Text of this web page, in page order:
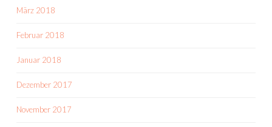
März 2018
Februar 2018
Januar 2018
Dezember 2017
November 2017